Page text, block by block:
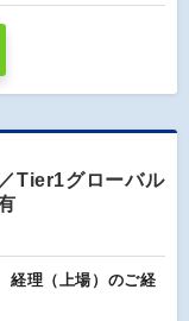
Tier1グローバル
経理（上場）のご経